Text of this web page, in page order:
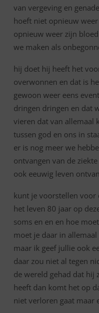
van vergeving en
hoeft niet opnieuw
opnieuw weer zijn
we maken als
hij doet hij heeft het
overwonnen en dat is
gewoon weer eens
dringen dringen en dat
vieren dat van allemaal
tussen god en ons in
er is nog meer we
ontvangen van de
ook eeuwig leven
kunt je voorstellen voor
het leven 80 jaar op
soms en en en hoe
moet je daar in
maar ik geef jullie ook
daar zou niet al tegen
de wereld gehad dat hij
heeft dan komt het op
niet verloren gaat maar